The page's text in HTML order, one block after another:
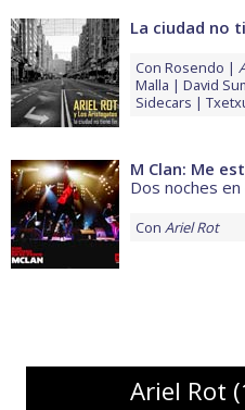
La ciudad no
Con Rosendo
Malla
David
Sidecars
M Clan: Me
Dos noches en
Con Ariel Rot
Ariel Rot